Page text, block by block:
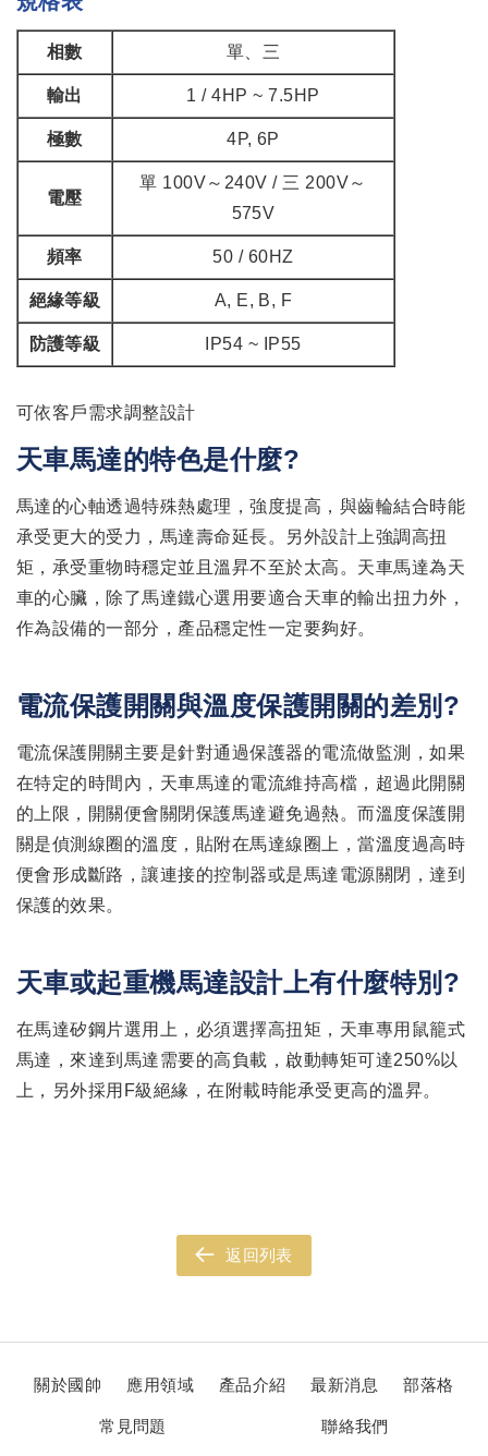
相數 單、三
輸出 1 / 4HP ~ 7.5HP
極數 4P, 6P
電壓
單 100V～240V / 三 200V～
575V
頻率 50 / 60HZ
絕緣等級 A, E, B, F
防護等級 IP54 ~ IP55
可依客戶需求調整設計
天車馬達的特色是什麼?
馬達的心軸透過特殊熱處理，強度提高，與齒輪結合時能
承受更大的受力，馬達壽命延長。另外設計上強調高扭
矩，承受重物時穩定並且溫昇不至於太高。天車馬達為天
車的心臟，除了馬達鐵心選用要適合天車的輸出扭力外，
作為設備的一部分，產品穩定性一定要夠好。
電流保護開關與溫度保護開關的差別?
電流保護開關主要是針對通過保護器的電流做監測，如果
在特定的時間內，天車馬達的電流維持高檔，超過此開關
的上限，開關便會關閉保護馬達避免過熱。而溫度保護開
關是偵測線圈的溫度，貼附在馬達線圈上，當溫度過高時
便會形成斷路，讓連接的控制器或是馬達電源關閉，達到
保護的效果。
天車或起重機馬達設計上有什麼特別?
在馬達矽鋼片選用上，必須選擇高扭矩，天車專用鼠籠式
馬達，來達到馬達需要的高負載，啟動轉矩可達250%以
上，另外採用F級絕緣，在附載時能承受更高的溫昇。
返回列表
關於國帥 應用領域 產品介紹 最新消息 部落格
常見問題 聯絡我們